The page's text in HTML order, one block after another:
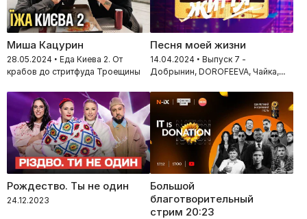
Миша Кацурин
28.05.2024 • Еда Киева 2. От
крабов до стритфуда Троещины
Песня моей жизни
14.04.2024 • Выпуск 7 -
Добрынин, DOROFEEVA, Чайка,
Рождество. Ты не один
24.12.2023
Большой
благотворительный
стрим 20:23